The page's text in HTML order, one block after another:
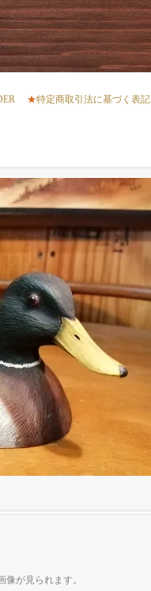
★特定商取引法に基づく表記
が見られます。